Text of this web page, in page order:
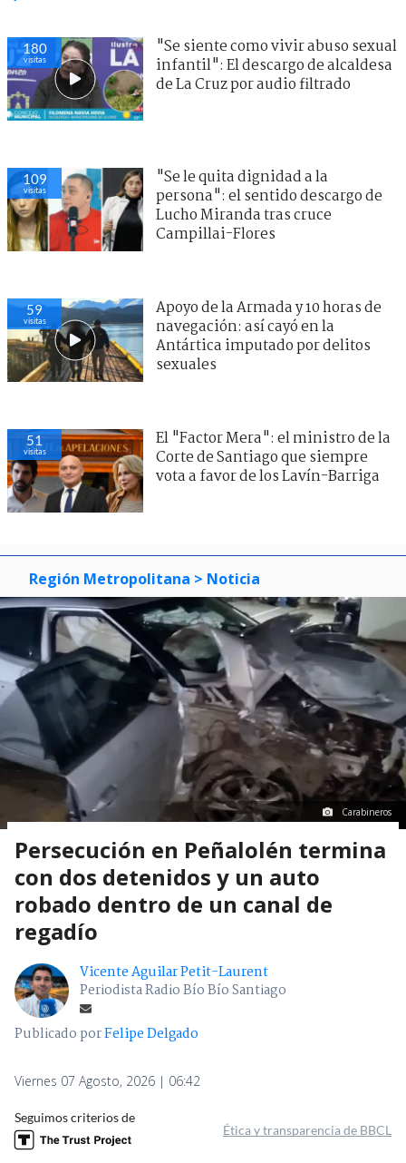
180
visitas
"Se siente como vivir abuso sexual
infantil": El descargo de alcaldesa
de La Cruz por audio filtrado
109
visitas
"Se le quita dignidad a la
persona": el sentido descargo de
Lucho Miranda tras cruce
Campillai-Flores
59
visitas
Apoyo de la Armada y 10 horas de
navegación: así cayó en la
Antártica imputado por delitos
sexuales
51
visitas
El "Factor Mera": el ministro de la
Corte de Santiago que siempre
vota a favor de los Lavín-Barriga
Región Metropolitana > Noticia
Carabineros
Persecución en Peñalolén termina
con dos detenidos y un auto
robado dentro de un canal de
regadío
Vicente Aguilar Petit-Laurent
Periodista Radio Bío Bío Santiago
Publicado porFelipe Delgado
Viernes 07 Agosto, 2026 | 06:42
Seguimos criterios de
Ética y transparencia de BBCL